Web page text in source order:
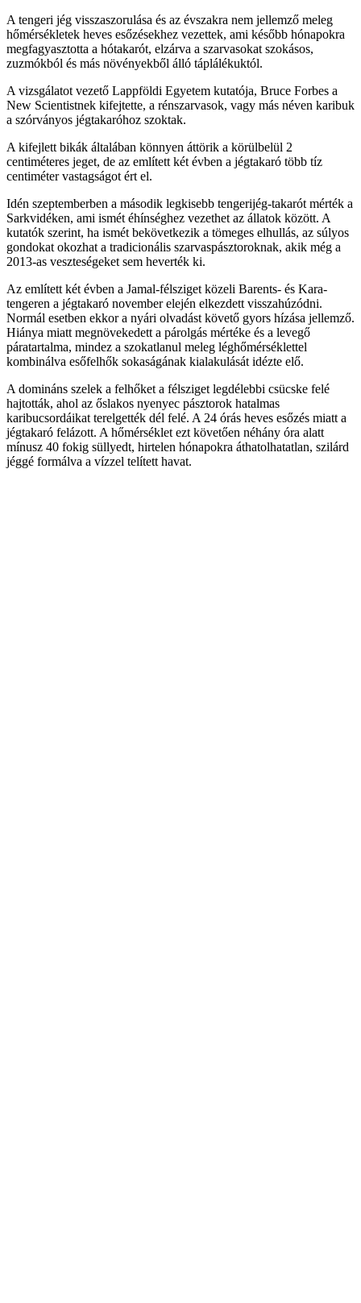
A tengeri jég visszaszorulása és az évszakra nem jellemző meleg
hőmérsékletek heves esőzésekhez vezettek, ami később hónapokra
megfagyasztotta a hótakarót, elzárva a szarvasokat szokásos,
zuzmókból és más növényekből álló táplálékuktól.
A vizsgálatot vezető Lappföldi Egyetem kutatója, Bruce Forbes a
New Scientistnek kifejtette, a rénszarvasok, vagy más néven karibuk
a szórványos jégtakaróhoz szoktak.
A kifejlett bikák általában könnyen áttörik a körülbelül 2
centiméteres jeget, de az említett két évben a jégtakaró több tíz
centiméter vastagságot ért el.
Idén szeptemberben a második legkisebb tengerijég-takarót mérték a
Sarkvidéken, ami ismét éhínséghez vezethet az állatok között. A
kutatók szerint, ha ismét bekövetkezik a tömeges elhullás, az súlyos
gondokat okozhat a tradicionális szarvaspásztoroknak, akik még a
2013-as veszteségeket sem heverték ki.
Az említett két évben a Jamal-félsziget közeli Barents- és Kara-
tengeren a jégtakaró november elején elkezdett visszahúzódni.
Normál esetben ekkor a nyári olvadást követő gyors hízása jellemző.
Hiánya miatt megnövekedett a párolgás mértéke és a levegő
páratartalma, mindez a szokatlanul meleg léghőmérséklettel
kombinálva esőfelhők sokaságának kialakulását idézte elő.
A domináns szelek a felhőket a félsziget legdélebbi csücske felé
hajtották, ahol az őslakos nyenyec pásztorok hatalmas
karibucsordáikat terelgették dél felé. A 24 órás heves esőzés miatt a
jégtakaró felázott. A hőmérséklet ezt követően néhány óra alatt
mínusz 40 fokig süllyedt, hirtelen hónapokra áthatolhatatlan, szilárd
jéggé formálva a vízzel telített havat.